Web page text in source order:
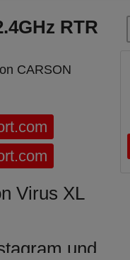
RTR
CARSON
Virus XL
und